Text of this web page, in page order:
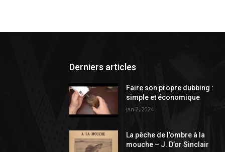
Derniers articles
Faire son propre dubbing :
simple et économique
Jan 2, 2024
La pêche de l’ombre à la
mouche – J. D’or Sinclair